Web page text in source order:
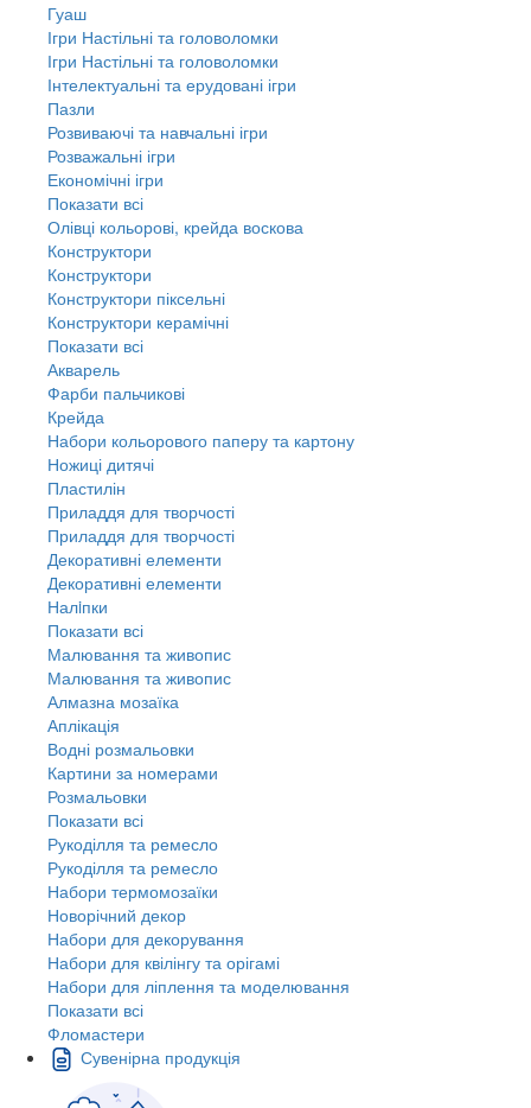
Гуаш
Ігри Настільні та головоломки
Ігри Настільні та головоломки
Інтелектуальні та ерудовані ігри
Пазли
Розвиваючі та навчальні ігри
Розважальні ігри
Економічні ігри
Показати всі
Олівці кольорові, крейда воскова
Конструктори
Конструктори
Конструктори піксельні
Конструктори керамічні
Показати всі
Акварель
Фарби пальчикові
Крейда
Набори кольорового паперу та картону
Ножиці дитячі
Пластилін
Приладдя для творчості
Приладдя для творчості
Декоративні елементи
Декоративні елементи
Налiпки
Показати всі
Малювання та живопис
Малювання та живопис
Алмазна мозаїка
Аплікація
Водні розмальовки
Картини за номерами
Розмальовки
Показати всі
Рукоділля та ремесло
Рукоділля та ремесло
Набори термомозаїки
Новорічний декор
Набори для декорування
Набори для квілінгу та орігамі
Набори для ліплення та моделювання
Показати всі
Фломастери
Сувенірна продукція